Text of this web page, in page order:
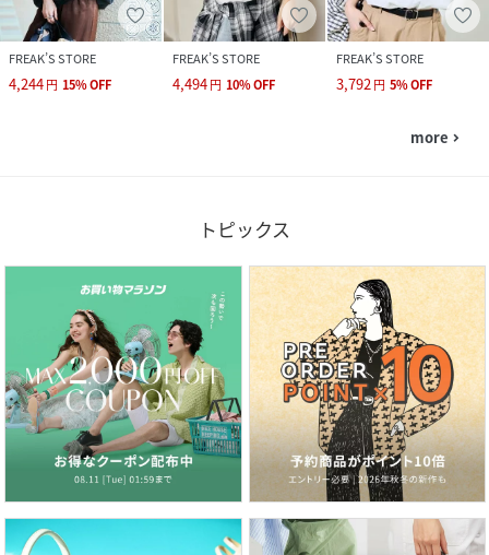
FREAK’S STORE
4,244円 15%OFF
FREAK’S STORE
4,494円 10%OFF
FREAK’S STORE
3,792円 5%OFF
more navigate_next
トピックス